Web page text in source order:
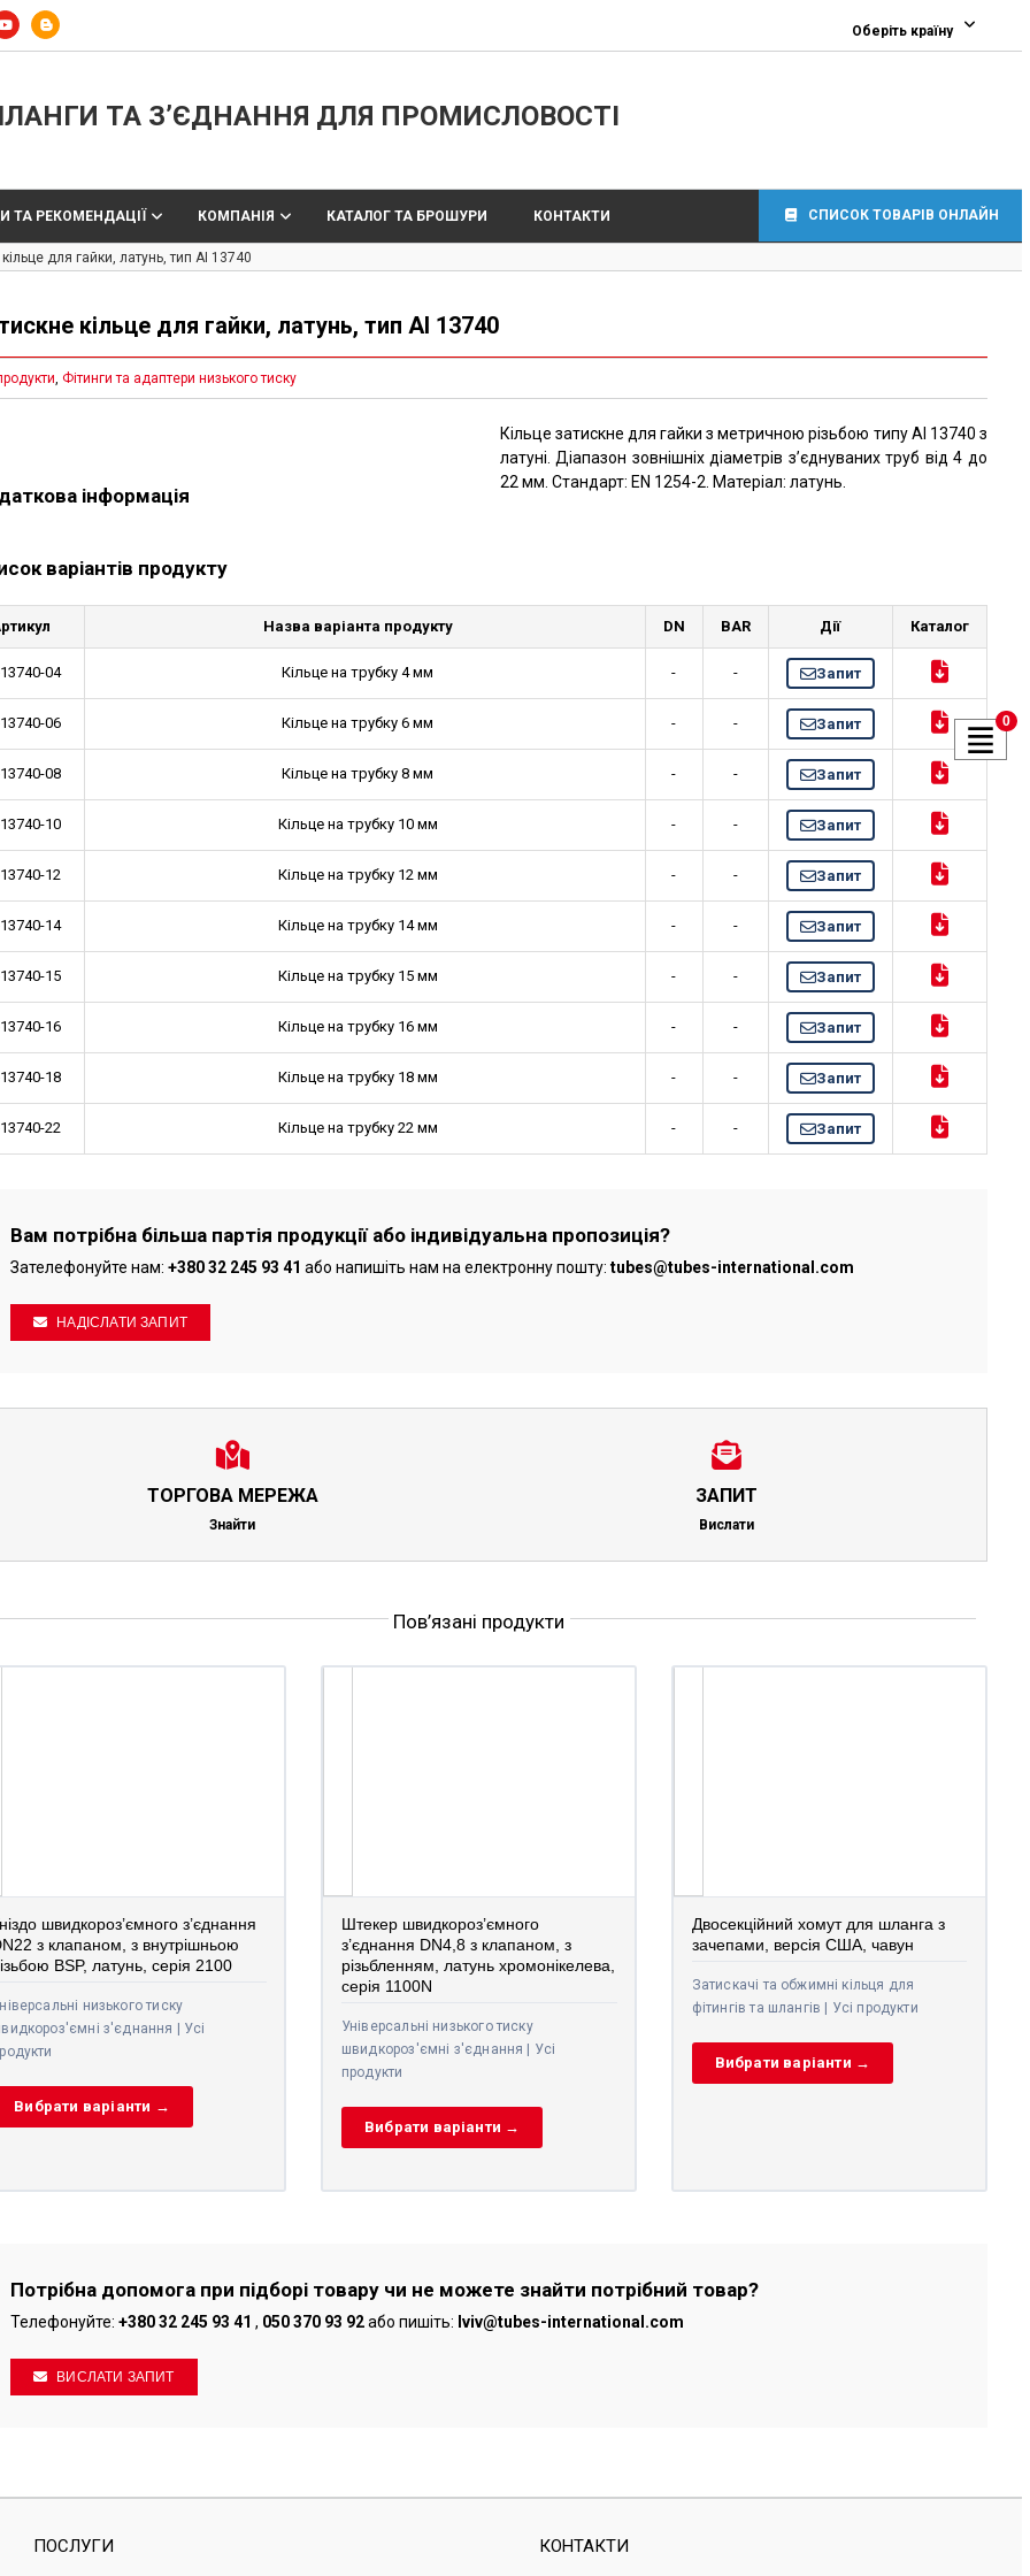
Оберіть країну
ТА З’ЄДНАННЯ ДЛЯ ПРОМИСЛОВОСТІ
ТА РЕКОМЕНДАЦІЇ КОМПАНІЯ КАТАЛОГ ТА БРОШУРИ КОНТАКТИ СПИСОК ТОВАРІВ ОНЛАЙН
для гайки, латунь, тип AI 13740
кільце для гайки, латунь, тип AI 13740
, Фітинги та адаптери низького тиску
інформація
Кільце затискне для гайки з метричною різьбою типу AI 13740 з
латуні. Діапазон зовнішніх діаметрів з’єднуваних труб від 4 до
22 мм. Стандарт: EN 1254-2. Матеріал: латунь.
варіантів продукту
Назва варіанта продукту DN BAR Дії Каталог
04 Кільце на трубку 4 мм - - Запит
06 Кільце на трубку 6 мм - - Запит
08 Кільце на трубку 8 мм - - Запит
10 Кільце на трубку 10 мм - - Запит
12 Кільце на трубку 12 мм - - Запит
14 Кільце на трубку 14 мм - - Запит
15 Кільце на трубку 15 мм - - Запит
16 Кільце на трубку 16 мм - - Запит
18 Кільце на трубку 18 мм - - Запит
22 Кільце на трубку 22 мм - - Запит
Вам потрібна більша партія продукції або індивідуальна пропозиція?
Зателефонуйте нам: +380 32 245 93 41 або напишіть нам на електронну пошту: tubes@tubes-international.com
НАДІСЛАТИ ЗАПИТ
ТОРГОВА МЕРЕЖА
Знайти
ЗАПИТ
Вислати
Пов’язані продукти
швидкороз’ємного з’єднання
з клапаном, з внутрішньою
BSP, латунь, серія 2100
низького тиску
з'єднання | Усі
Вибрати варіанти →
Штекер швидкороз’ємного
з’єднання DN4,8 з клапаном, з
різьбленням, латунь хромонікелева,
серія 1100N
Універсальні низького тиску
швидкороз'ємні з'єднання | Усі
продукти
Вибрати варіанти →
Двосекційний хомут для шланга з
зачепами, версія США, чавун
Затискачі та обжимні кільця для
фітингів та шлангів | Усі продукти
Вибрати варіанти →
Потрібна допомога при підборі товару чи не можете знайти потрібний товар?
Телефонуйте: +380 32 245 93 41 , 050 370 93 92або пишіть: lviv@tubes-international.com
ВИСЛАТИ ЗАПИТ
ПОСЛУГИ КОНТАКТИ
0